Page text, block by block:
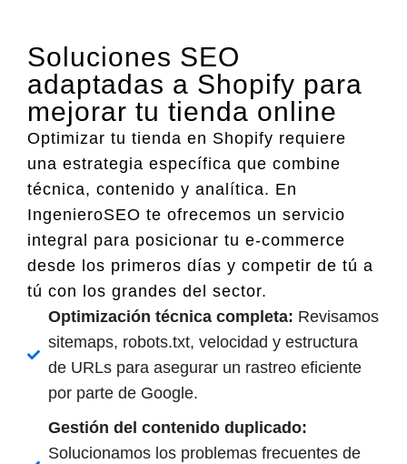
Soluciones SEO
adaptadas a Shopify para
mejorar tu tienda online
Optimizar tu tienda en Shopify requiere
una estrategia específica que combine
técnica, contenido y analítica. En
IngenieroSEO te ofrecemos un servicio
integral para posicionar tu e-commerce
desde los primeros días y competir de tú a
tú con los grandes del sector.
Optimización técnica completa: Revisamos
sitemaps, robots.txt, velocidad y estructura
de URLs para asegurar un rastreo eficiente
por parte de Google.
Gestión del contenido duplicado:
Solucionamos los problemas frecuentes de